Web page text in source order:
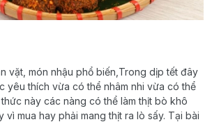
vặt, món nhậu phổ biến,Trong dịp tết đây
yêu thích vừa có thể nhâm nhi vừa có thể
này các nàng có thể làm thịt bò khô
vì mua hay phải mang thịt ra lò sấy. Tại bài